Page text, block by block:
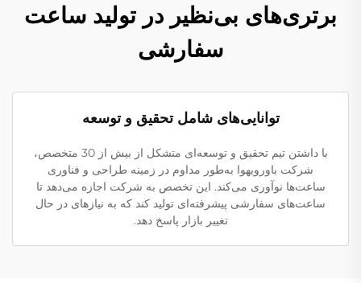
برتری‌های بی‌نظیر در تولید ساعت
سفارشی
توانایی‌های شامل تحقیق و توسعه
با داشتن تیم تحقیق و توسعه‌ای متشکل از بیش از 30 متخصص،
شرکت باورویهوا به‌طور مداوم در زمینه طراحی و فناوری
ساعت‌ها نوآوری می‌کند. این تخصص به شرکت اجازه می‌دهد تا
ساعت‌های سفارشی پیشرفته‌ای تولید کند که به نیازهای در حال
تغییر بازار پاسخ دهد.